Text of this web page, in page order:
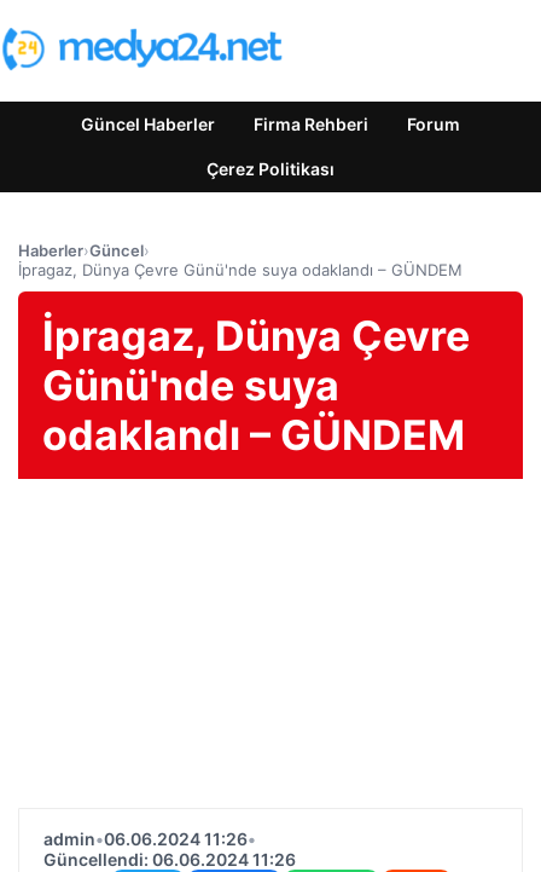
Güncel Haberler Firma Rehberi Forum
Çerez Politikası
Haberler›Güncel›
İpragaz, Dünya Çevre Günü'nde suya odaklandı – GÜNDEM
İpragaz, Dünya Çevre
Günü'nde suya
odaklandı – GÜNDEM
admin•06.06.2024 11:26•
Güncellendi: 06.06.2024 11:26